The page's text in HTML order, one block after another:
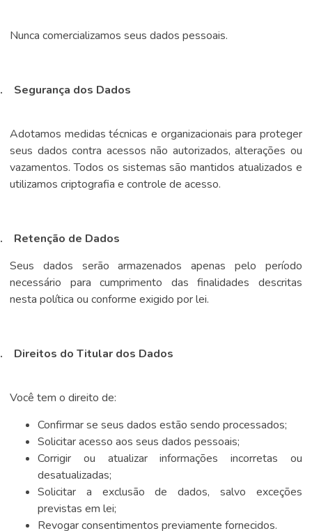
Nunca comercializamos seus dados pessoais.
Segurança dos Dados
Adotamos medidas técnicas e organizacionais para proteger
seus dados contra acessos não autorizados, alterações ou
vazamentos. Todos os sistemas são mantidos atualizados e
utilizamos criptografia e controle de acesso.
Retenção de Dados
Seus dados serão armazenados apenas pelo período
necessário para cumprimento das finalidades descritas
nesta política ou conforme exigido por lei.
Direitos do Titular dos Dados
Você tem o direito de:
Confirmar se seus dados estão sendo processados;
Solicitar acesso aos seus dados pessoais;
Corrigir ou atualizar informações incorretas ou
desatualizadas;
Solicitar a exclusão de dados, salvo exceções
previstas em lei;
Revogar consentimentos previamente fornecidos.